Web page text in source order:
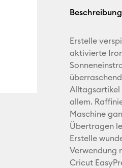
Beschreibung
Erstelle
aktivierte
Alltagsartikel
allem.
Maschine
Übertragen
Erstelle
Verwendung
Cricut